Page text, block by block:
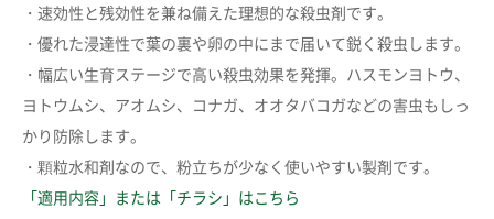
お買い物を続ける
カートへ進む
・速効性と残効性を兼ね備えた理想的な殺虫剤です。
・優れた浸達性で葉の裏や卵の中にまで届いて鋭く殺虫します。
・幅広い生育ステージで高い殺虫効果を発揮。ハスモンヨトウ、
ヨトウムシ、アオムシ、コナガ、オオタバコガなどの害虫もしっ
かり防除します。
・顆粒水和剤なので、粉立ちが少なく使いやすい製剤です。
「適用内容」または「チラシ」はこちら